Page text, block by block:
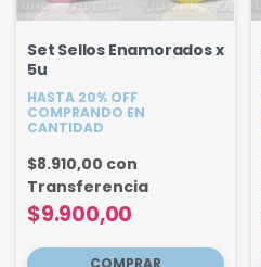
Set Sellos Enamorados x
5u
HASTA 20% OFF
COMPRANDO EN
CANTIDAD
$9.900,00
$8.910,00 con
Transferencia